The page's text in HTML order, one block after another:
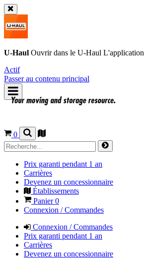
U-Haul Ouvrir dans le U-Haul L'application
Actif
Passer au contenu principal
0
Prix garanti pendant 1 an
Carrières
Devenez un concessionnaire
Établissements
Panier0
Connexion / Commandes
Connexion / Commandes
Prix garanti pendant 1 an
Carrières
Devenez un concessionnaire